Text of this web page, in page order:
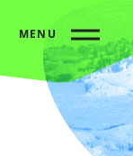
MENU